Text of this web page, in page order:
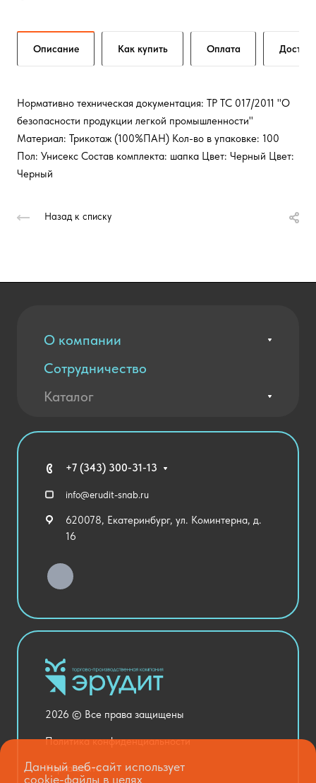
Описание Как купить Оплата
Нормативно техническая документация: ТР ТС 017/2011 "О
безопасности продукции легкой промышленности"
Материал: Трикотаж (100%ПАН) Кол-во в упаковке: 100
Пол: Унисекс Состав комплекта: шапка Цвет: Черный Цвет:
Черный
Назад к списку
О компании
Вакансии
Контакты
Благодарственные письма
Сотрудничество
Оплата и доставка
Каталог
Технические средства обучения
Спортивный зал
Уличное оборудование
Хозяйственные Товары
Столовая и пищеблок
Оснащение кабинетов
Медицинский кабинет
Национальные проекты
+7 (343) 300-31-13
info@erudit-snab.ru
620078, Екатеринбург, ул. Коминтерна, д.
16
2026 © Все права защищены
Политика конфиденциальности
Карта сайта
Данный веб-сайт использует
cookie-файлы в целях